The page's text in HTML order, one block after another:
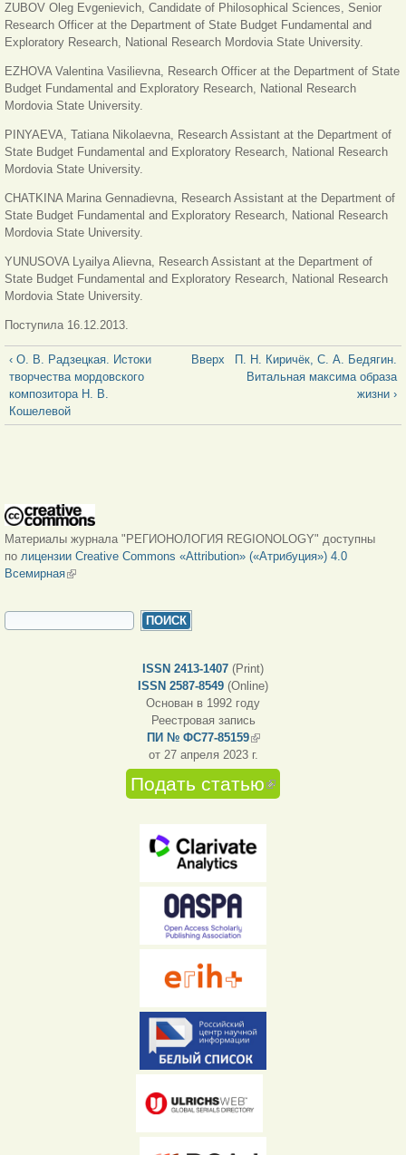
ZUBOV Oleg Evgenievich, Candidate of Philosophical Sciences, Senior
Research Officer at the Department of State Budget Fundamental and
Exploratory Research, National Research Mordovia State University.
EZHOVA Valentina Vasilievna, Research Officer at the Department of State
Budget Fundamental and Exploratory Research, National Research
Mordovia State University.
PINYAEVA, Tatiana Nikolaevna, Research Assistant at the Department of
State Budget Fundamental and Exploratory Research, National Research
Mordovia State University.
CHATKINA Marina Gennadievna, Research Assistant at the Department of
State Budget Fundamental and Exploratory Research, National Research
Mordovia State University.
YUNUSOVA Lyailya Alievna, Research Assistant at the Department of
State Budget Fundamental and Exploratory Research, National Research
Mordovia State University.
Поступила 16.12.2013.
‹ О. В. Радзецкая. Истоки
творчества мордовского
композитора Н. В.
Кошелевой
Вверх
П. Н. Киричёк, С. А. Бедягин.
Витальная максима образа
жизни ›
Материалы журнала "РЕГИОНОЛОГИЯ REGIONOLOGY" доступны
по лицензии Creative Commons «Attribution» («Атрибуция») 4.0
Всемирная(внешняя ссылка)
ФОРМА ПОИСКА
ISSN 2413-1407 (Print)
ISSN 2587-8549 (Online)
Основан в 1992 году
Реестровая запись
ПИ № ФС77-85159(внешняя ссылка)
от 27 апреля 2023 г.
Подать статью